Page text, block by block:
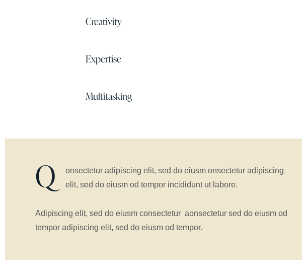
Creativity
Expertise
Multitasking
Q
onsectetur adipiscing elit, sed do eiusm onsectetur adipiscing
elit, sed do eiusm od tempor incididunt ut labore.
Adipiscing elit, sed do eiusm consectetur aonsectetur sed do eiusm od
tempor adipiscing elit, sed do eiusm od tempor.